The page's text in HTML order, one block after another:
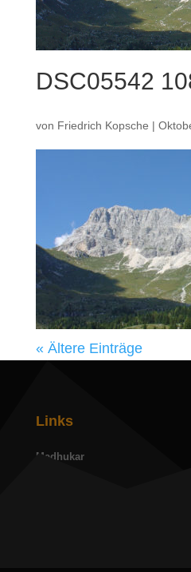
DSC05542
von Friedrich Kopsche |
« Ältere Einträge
Links
Madhukar